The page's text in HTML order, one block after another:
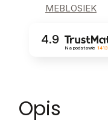
MEBLOSIEK
4.9
Na podstawie 1413
Opis